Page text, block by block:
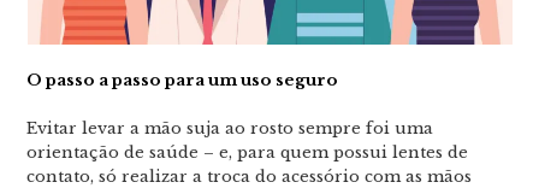
O passo a passo para um uso seguro
Evitar levar a mão suja ao rosto sempre foi uma
orientação de saúde – e, para quem possui lentes de
contato, só realizar a troca do acessório com as mãos